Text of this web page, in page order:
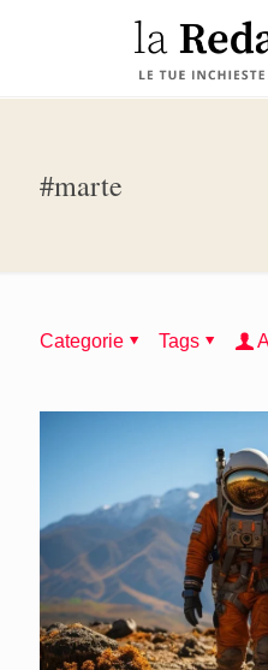
#marte
Categorie Tags